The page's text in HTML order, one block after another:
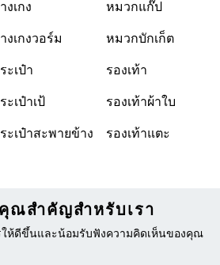
งเกง
งเกงวอร์ม
ะเป๋า
ะเป๋าเป้
ะเป๋าสะพายข้าง
หมวกแก๊ป
หมวกบักเก็ต
รองเท้า
รองเท้าผ้าใบ
รองเท้าแตะ
ณสำคัญสำหรับเรา
ให้ดีขึ้นและน้อมรับฟังความคิดเห็นของคุณ